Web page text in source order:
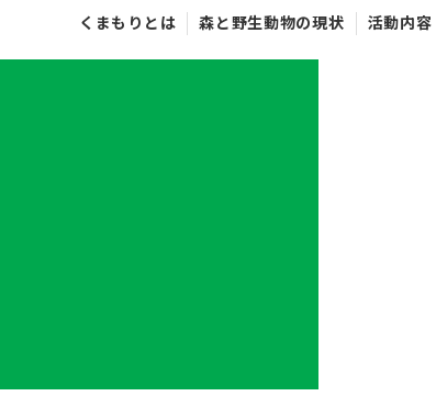
くまもりとは 森と野生動物の現状 活動内容